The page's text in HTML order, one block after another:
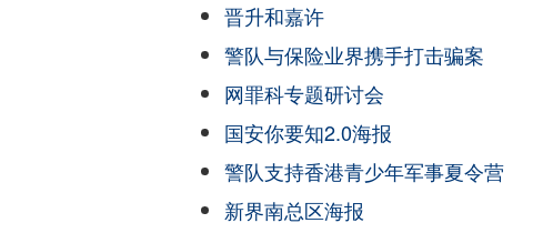
晋升和嘉许
警队与保险业界携手打击骗案
网罪科专题研讨会
国安你要知2.0海报
警队支持香港青少年军事夏令营
新界南总区海报